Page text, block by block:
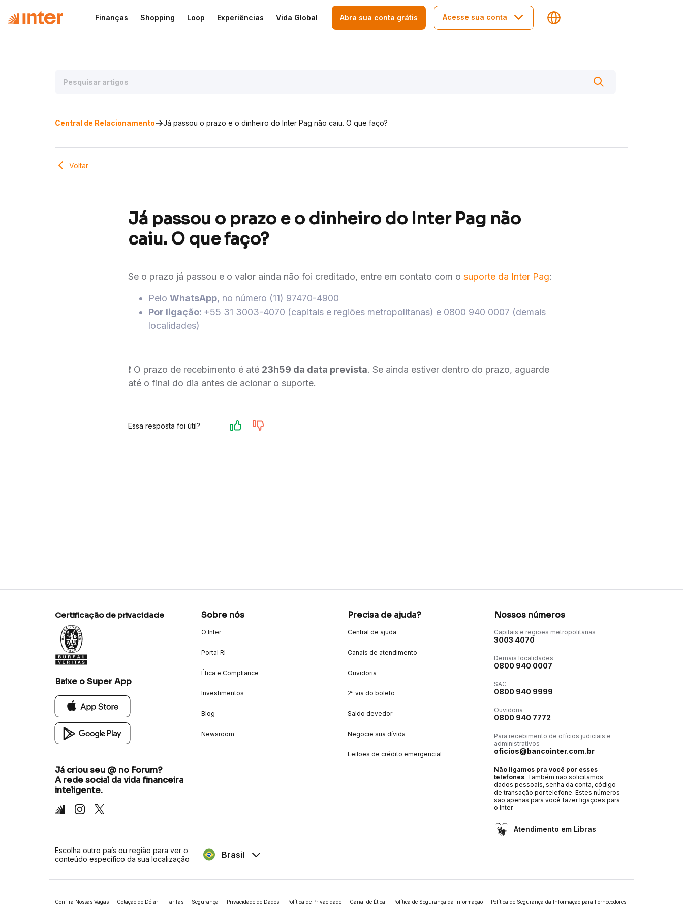
Finanças Shopping Loop Experiências Vida Global Abra sua conta grátis Acesse sua conta
Central de Relacionamento Já passou o prazo e o dinheiro do Inter Pag não caiu. O que faço?​
Voltar
Já passou o prazo e o dinheiro do Inter Pag não
caiu. O que faço?​
Se o prazo já passou e o valor ainda não foi creditado, entre em contato com o suporte da Inter Pag:
Pelo WhatsApp, no número (11) 97470-4900
Por ligação: +55 31 3003-4070 (capitais e regiões metropolitanas) e 0800 940 0007 (demais
localidades)
❗ O prazo de recebimento é até 23h59 da data prevista. Se ainda estiver dentro do prazo, aguarde
até o final do dia antes de acionar o suporte.
Essa resposta foi útil?
Certificação de privacidade
Baixe o Super App
Já criou seu @ no Forum?
A rede social da vida financeira
inteligente.
Inter Instagram
X
Sobre nós
O Inter
Portal RI
Ética e Compliance
Investimentos
Blog
Newsroom
Precisa de ajuda?
Central de ajuda
Canais de atendimento
Ouvidoria
2ª via do boleto
Saldo devedor
Negocie sua dívida
Leilões de crédito emergencial
Nossos números
Capitais e regiões metropolitanas
3003 4070
Demais localidades
0800 940 0007
SAC
0800 940 9999
Ouvidoria
0800 940 7772
Para recebimento de ofícios judiciais e
administrativos
oficios@bancointer.com.br
Não ligamos pra você por esses
telefones. Também não solicitamos
dados pessoais, senha da conta, código
de transação por telefone. Estes números
são apenas para você fazer ligações para
o Inter.
Atendimento em Libras
Escolha outro país ou região para ver o
conteúdo específico da sua localização
Brasil
Confira Nossas Vagas Cotação do Dólar Tarifas Segurança Privacidade de Dados Política de Privacidade Canal de Ética Política de Segurança da Informação Política de Segurança da Informação para Fornecedores